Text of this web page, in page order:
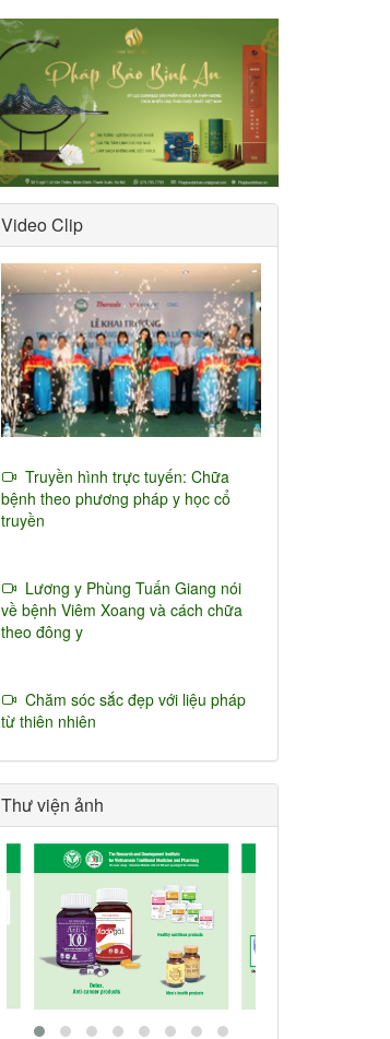
Video Clip
Truyền hình trực tuyến: Chữa
bệnh theo phương pháp y học cổ
truyền
Lương y Phùng Tuấn Giang nói
về bệnh Viêm Xoang và cách chữa
theo đông y
Chăm sóc sắc đẹp với liệu pháp
từ thiên nhiên
Thư viện ảnh